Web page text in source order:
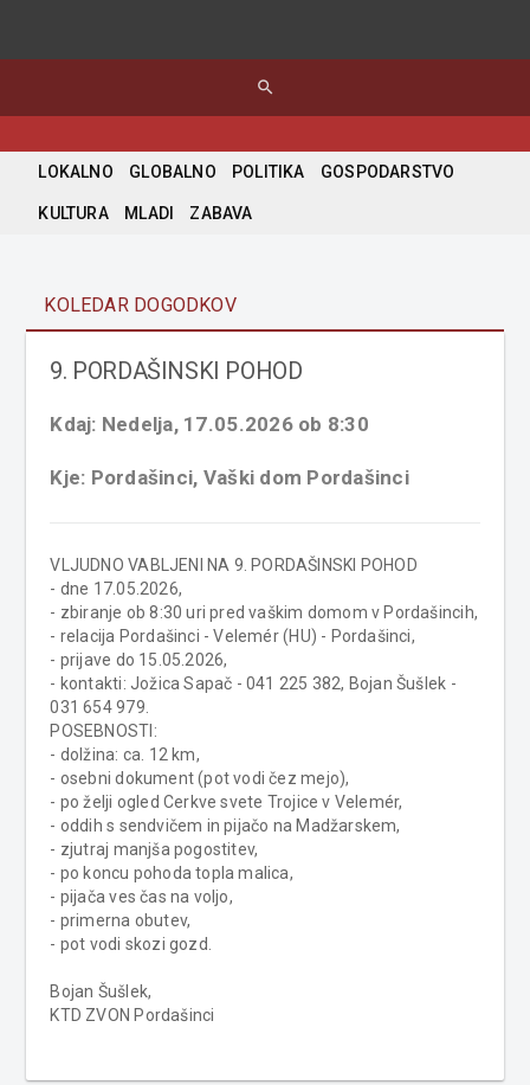
search
LOKALNO GLOBALNO POLITIKA GOSPODARSTVO
KULTURA MLADI ZABAVA
KOLEDAR DOGODKOV
9. PORDAŠINSKI POHOD
Kdaj: Nedelja, 17.05.2026 ob 8:30
Kje: Pordašinci, Vaški dom Pordašinci
VLJUDNO VABLJENI NA 9. PORDAŠINSKI POHOD
- dne 17.05.2026,
- zbiranje ob 8:30 uri pred vaškim domom v Pordašincih,
- relacija Pordašinci - Velemér (HU) - Pordašinci,
- prijave do 15.05.2026,
- kontakti: Jožica Sapač - 041 225 382, Bojan Šušlek -
031 654 979.
POSEBNOSTI:
- dolžina: ca. 12 km,
- osebni dokument (pot vodi čez mejo),
- po želji ogled Cerkve svete Trojice v Velemér,
- oddih s sendvičem in pijačo na Madžarskem,
- zjutraj manjša pogostitev,
- po koncu pohoda topla malica,
- pijača ves čas na voljo,
- primerna obutev,
- pot vodi skozi gozd.
Bojan Šušlek,
KTD ZVON Pordašinci